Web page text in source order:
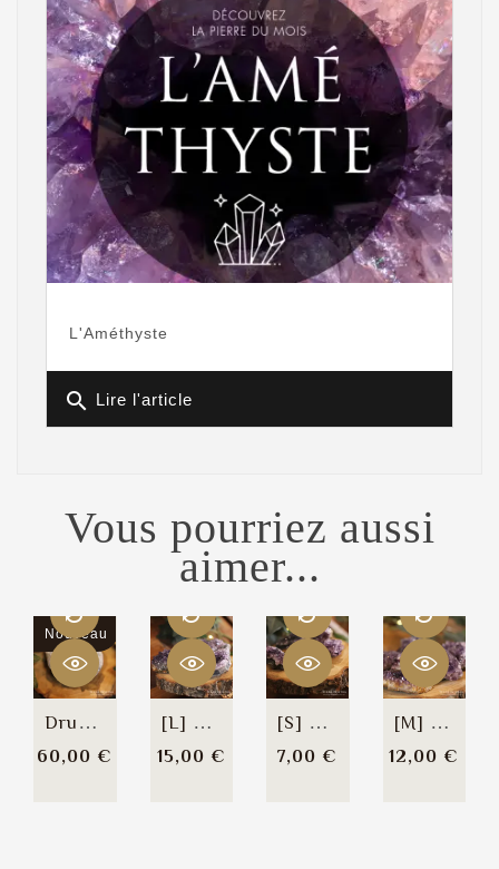
L'Améthyste
search Lire l'article
Vous pourriez aussi
aimer...
Nouveau
Druse De Célestite - 525g
60,00 €
[L] Druse D'améthyste Brute...
15,00 €
[S] Druse D'améthyste Brute...
7,00 €
[M] Druse D'améthyste Brute...
12,00 €